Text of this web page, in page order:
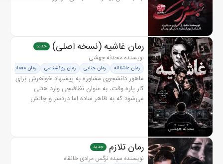
رمان غاشیه (نسخه اصلی) جدید
نویسنده محدثه جهشی
رمان عاشقانه رمان جنایی رمان روانشناسی رمان معمایی
ماهور دانشجوی مشاوره به پیشنهاد خواهرش برای
کار پاره وقت، به عنوان نظافتچی وارد هتلی
می‌شود که به ظاهر ساده اما دردسر و چالش
رمان تلازم جدید
نویسنده سیده نرگس مرادی خانقاه